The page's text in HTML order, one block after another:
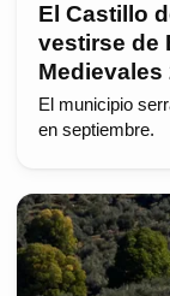
El Castillo
vestirse de
Medievales
El municipio
en septiembre.